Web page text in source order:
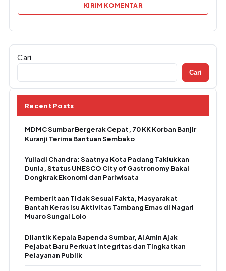
Cari
Cari
Recent Posts
MDMC Sumbar Bergerak Cepat, 70 KK Korban Banjir
Kuranji Terima Bantuan Sembako
Yuliadi Chandra: Saatnya Kota Padang Taklukkan
Dunia, Status UNESCO City of Gastronomy Bakal
Dongkrak Ekonomi dan Pariwisata
Pemberitaan Tidak Sesuai Fakta, Masyarakat
Bantah Keras Isu Aktivitas Tambang Emas di Nagari
Muaro Sungai Lolo
Dilantik Kepala Bapenda Sumbar, Al Amin Ajak
Pejabat Baru Perkuat Integritas dan Tingkatkan
Pelayanan Publik